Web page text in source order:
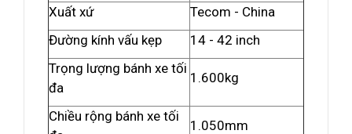
Xuất xứ
Tecom - China
Đường kính vấu kẹp
14 - 42 inch
Trọng lượng bánh xe tối
đa
1.600kg
Chiều rộng bánh xe tối
1.050mm